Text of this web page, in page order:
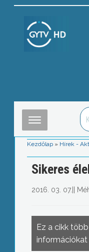
Kezdőlap » Hírek -
Sikeres
2016. 03. 07.
Ez a cikk